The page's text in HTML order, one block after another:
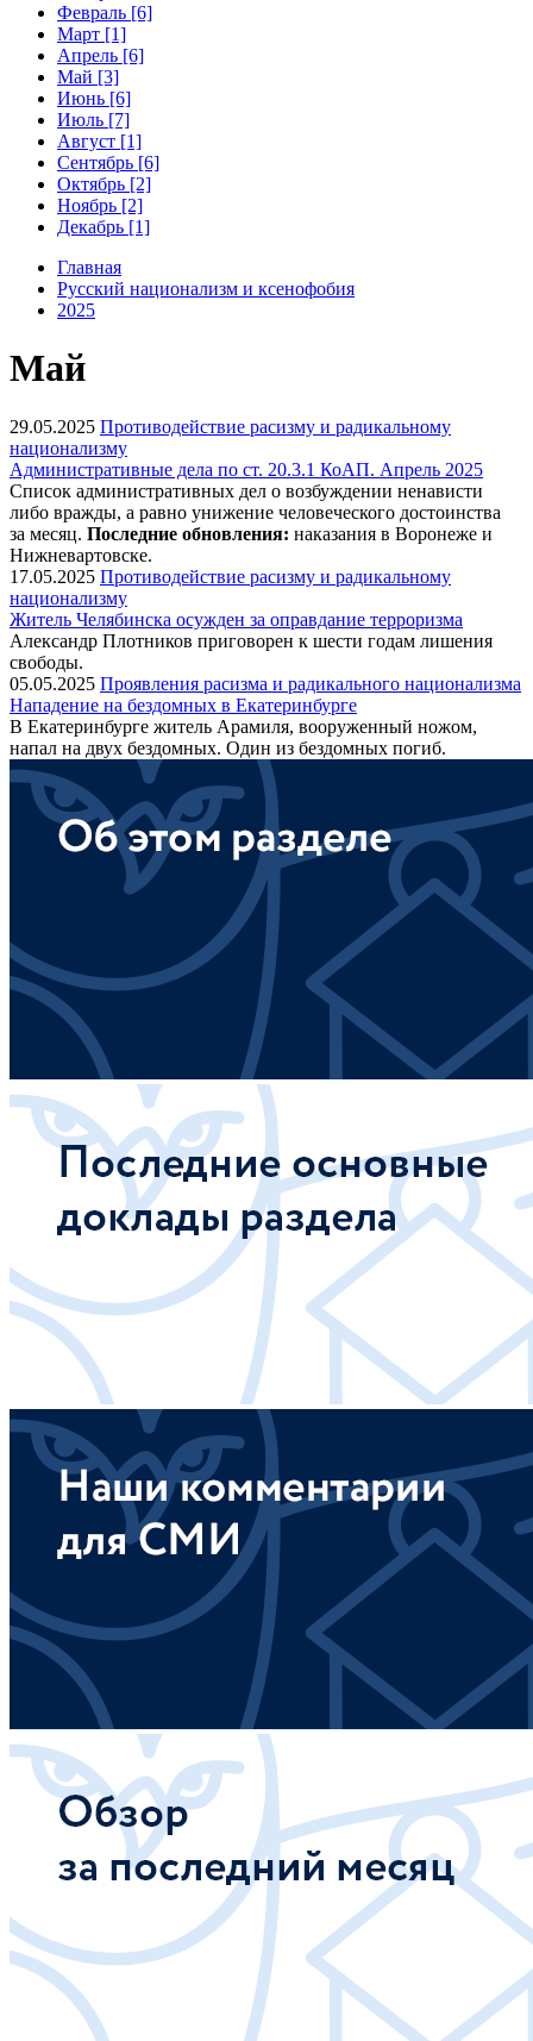
Февраль [6]
Март [1]
Апрель [6]
Май [3]
Июнь [6]
Июль [7]
Август [1]
Сентябрь [6]
Октябрь [2]
Ноябрь [2]
Декабрь [1]
Главная
Русский национализм и ксенофобия
2025
Май
29.05.2025 Противодействие расизму и радикальному
национализму
Административные дела по ст. 20.3.1 КоАП. Апрель 2025
Список административных дел о возбуждении ненависти
либо вражды, а равно унижение человеческого достоинства
за месяц. Последние обновления: наказания в Воронеже и
Нижневартовске.
17.05.2025 Противодействие расизму и радикальному
национализму
Житель Челябинска осужден за оправдание терроризма
Александр Плотников приговорен к шести годам лишения
свободы.
05.05.2025 Проявления расизма и радикального национализма
Нападение на бездомных в Екатеринбурге
В Екатеринбурге житель Арамиля, вооруженный ножом,
напал на двух бездомных. Один из бездомных погиб.